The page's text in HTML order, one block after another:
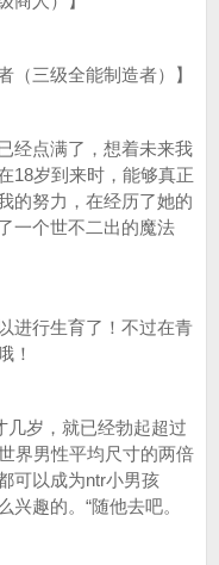
三级全能制造者）】
点满了，想着未来我
18岁到来时，能够真正
的努力，在经历了她的
一个世不二出的魔法
行生育了！不过在青
！
岁，就已经勃起超过
界男性平均尺寸的两倍
可以成为ntr小男孩
趣的。“随他去吧。